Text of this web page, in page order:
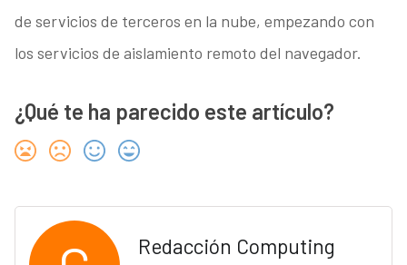
de servicios de terceros en la nube, empezando con
los servicios de aislamiento remoto del navegador.
¿Qué te ha parecido este artículo?
Redacción Computing